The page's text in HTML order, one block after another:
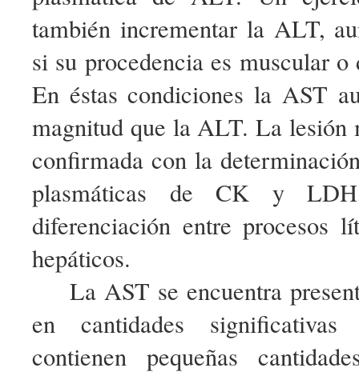
también incrementar la ALT,
si su procedencia es muscular
En éstas condiciones la AST
magnitud que la ALT. La lesión
confirmada con la
plasmáticas de CK y
diferenciación entre procesos
hepáticos.
La AST se encuentra
en cantidades significativas
contienen pequeñas